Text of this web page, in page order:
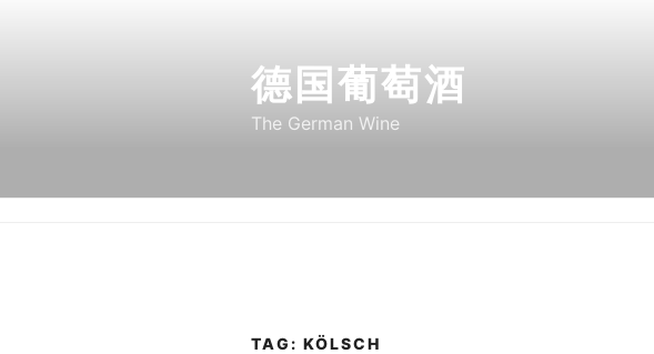
德国葡萄酒
The German Wine
TAG: KÖLSCH